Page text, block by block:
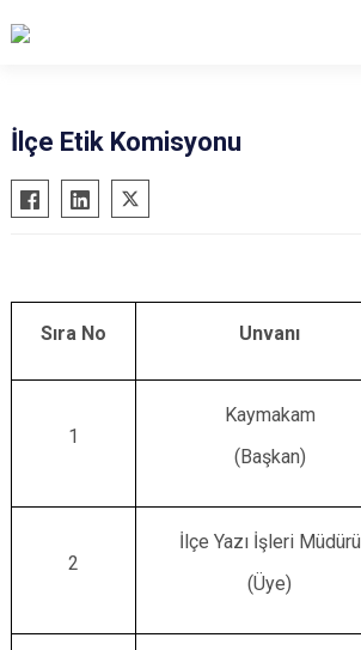
Akkışla
Bünyan
Felahiye
Hacılar
İncesu
Melikgazi
Sarız
Talas
Tomarza
Yahyalı
Yeşilhisar
İlçe Etik Komisyonu
Sıra No Unvanı
1
Kaymakam
(Başkan)
2
İlçe Yazı İşleri Müdürü
(Üye)